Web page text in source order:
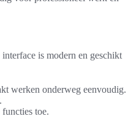
is modern en geschikt
werken onderweg eenvoudig.
toe.